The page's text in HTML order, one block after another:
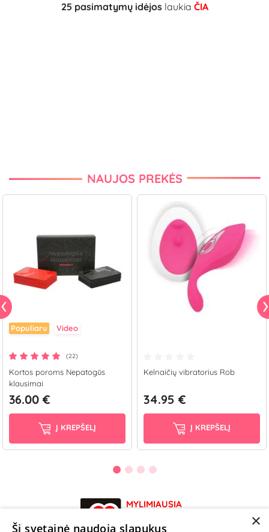
25 pasimatymų idėjoslaukia ČIA
NAUJOS PREKĖS
Populiaru Video
(22)
Kortos poroms Nepatogūs
klausimai
36.00 €
Į KREPŠELĮ
Kelnaičių vibratorius Rob
34.95 €
Į KREPŠELĮ
MYLIMIAUSIA
ELEKTRONINĖ
×
Ši svetainė naudoja slapukus